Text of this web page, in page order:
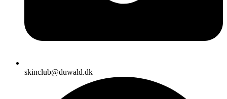
skinclub@duwald.dk